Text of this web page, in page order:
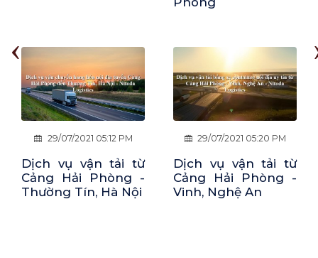
29/07/2021 05:20 PM
Dịch vụ vận tải từ
Cảng Hải Phòng -
Vinh, Nghệ An
29/07/2021 05:54 PM
Dịch vụ vận tải từ
Hải Hậu, Nam Định
- Cảng Hải Phòng
‹